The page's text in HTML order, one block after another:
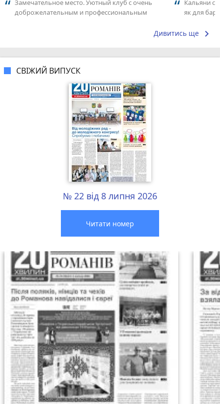
Замечательное место. Уютный клуб с очень
доброжелательным и профессиональным
Кальяни
як для
Дивитись ще keyboard_arrow_right
СВІЖИЙ ВИПУСК
№ 22 від 8 липня 2026
Читати номер